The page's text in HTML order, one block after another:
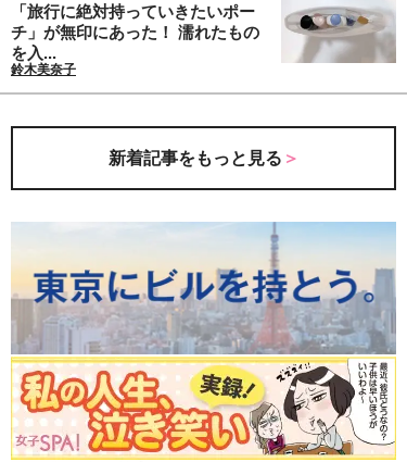
「旅行に絶対持っていきたいポー
チ」が無印にあった！ 濡れたもの
を入...
鈴木美奈子
新着記事をもっと見る